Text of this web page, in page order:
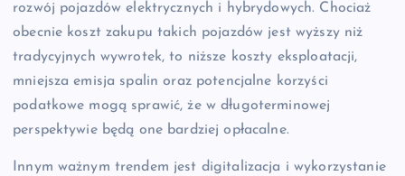
rozwój pojazdów elektrycznych i hybrydowych. Chociaż
obecnie koszt zakupu takich pojazdów jest wyższy niż
tradycyjnych wywrotek, to niższe koszty eksploatacji,
mniejsza emisja spalin oraz potencjalne korzyści
podatkowe mogą sprawić, że w długoterminowej
perspektywie będą one bardziej opłacalne.
Innym ważnym trendem jest digitalizacja i wykorzystanie